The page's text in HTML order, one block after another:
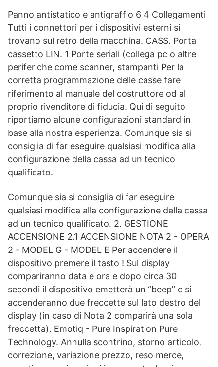
Panno antistatico e antigraffio 6 4 Collegamenti
Tutti i connettori per i dispositivi esterni si
trovano sul retro della macchina. CASS. Porta
cassetto LIN. 1 Porte seriali (collega pc o altre
periferiche come scanner, stampanti Per la
corretta programmazione delle casse fare
riferimento al manuale del costruttore od al
proprio rivenditore di fiducia. Qui di seguito
riportiamo alcune configurazioni standard in
base alla nostra esperienza. Comunque sia si
consiglia di far eseguire qualsiasi modifica alla
configurazione della cassa ad un tecnico
qualificato.
Comunque sia si consiglia di far eseguire
qualsiasi modifica alla configurazione della cassa
ad un tecnico qualificato. 2. GESTIONE
ACCENSIONE 2.1 ACCENSIONE NOTA 2 - OPERA
2 - MODEL G - MODEL E Per accendere il
dispositivo premere il tasto ! Sul display
compariranno data e ora e dopo circa 30
secondi il dispositivo emetterà un “beep” e si
accenderanno due freccette sul lato destro del
display (in caso di Nota 2 comparirà una sola
freccetta). Emotiq - Pure Inspiration Pure
Technology. Annulla scontrino, storno articolo,
correzione, variazione prezzo, reso merce,